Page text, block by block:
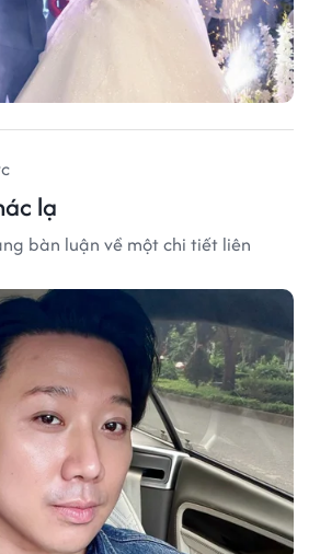
lạ
bàn luận về một chi tiết liên